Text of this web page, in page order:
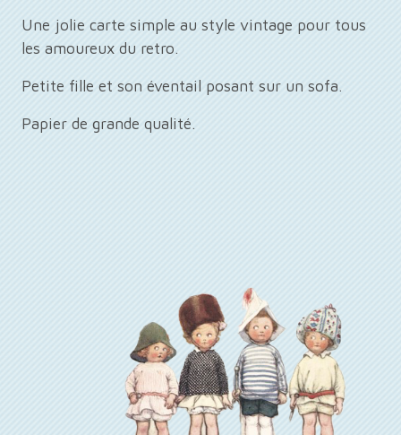
Une jolie carte simple au style vintage pour tous
les amoureux du retro.
Petite fille et son éventail posant sur un sofa.
Papier de grande qualité.